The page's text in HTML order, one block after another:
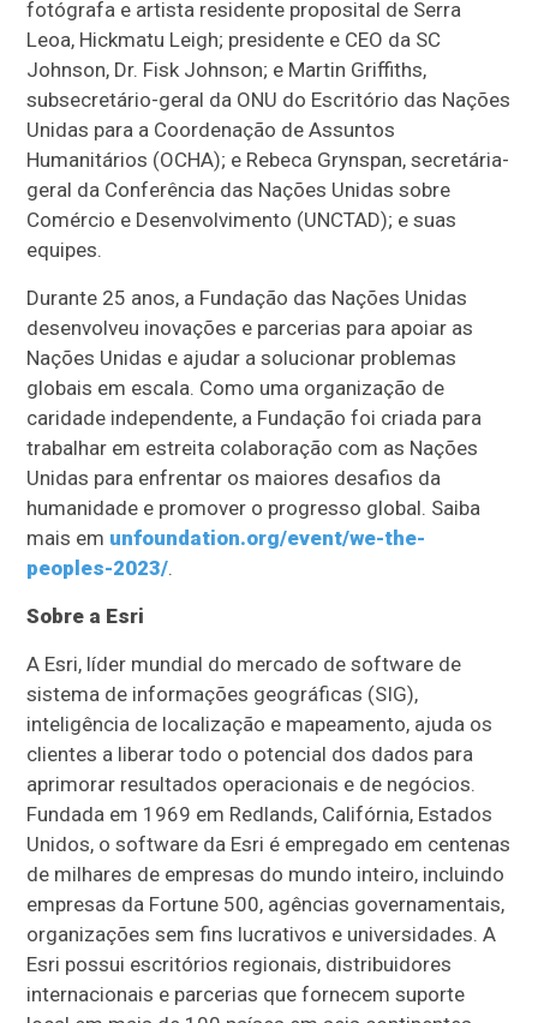
fotógrafa e artista residente proposital de Serra
Leoa, Hickmatu Leigh; presidente e CEO da SC
Johnson, Dr. Fisk Johnson; e Martin Griffiths,
subsecretário-geral da ONU do Escritório das Nações
Unidas para a Coordenação de Assuntos
Humanitários (OCHA); e Rebeca Grynspan, secretária-
geral da Conferência das Nações Unidas sobre
Comércio e Desenvolvimento (UNCTAD); e suas
equipes.
Durante 25 anos, a Fundação das Nações Unidas
desenvolveu inovações e parcerias para apoiar as
Nações Unidas e ajudar a solucionar problemas
globais em escala. Como uma organização de
caridade independente, a Fundação foi criada para
trabalhar em estreita colaboração com as Nações
Unidas para enfrentar os maiores desafios da
humanidade e promover o progresso global. Saiba
mais em unfoundation.org/event/we-the-
peoples-2023/.
Sobre a Esri
A Esri, líder mundial do mercado de software de
sistema de informações geográficas (SIG),
inteligência de localização e mapeamento, ajuda os
clientes a liberar todo o potencial dos dados para
aprimorar resultados operacionais e de negócios.
Fundada em 1969 em Redlands, Califórnia, Estados
Unidos, o software da Esri é empregado em centenas
de milhares de empresas do mundo inteiro, incluindo
empresas da Fortune 500, agências governamentais,
organizações sem fins lucrativos e universidades. A
Esri possui escritórios regionais, distribuidores
internacionais e parcerias que fornecem suporte